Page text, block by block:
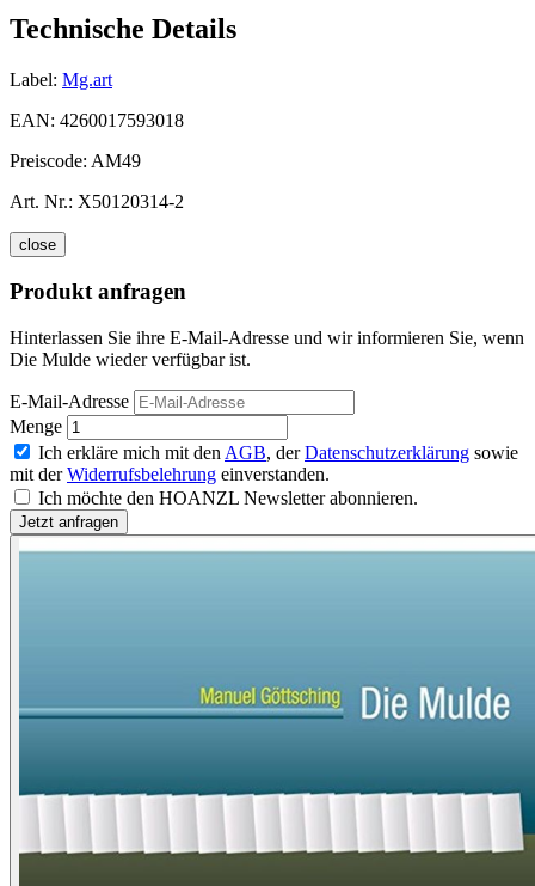
Technische Details
Label: Mg.art
EAN: 4260017593018
Preiscode: AM49
Art. Nr.: X50120314-2
close
Produkt anfragen
Hinterlassen Sie ihre E-Mail-Adresse und wir informieren Sie, wenn
Die Mulde wieder verfügbar ist.
E-Mail-Adresse
Menge
Ich erkläre mich mit den AGB, derDatenschutzerklärung sowie
mit derWiderrufsbelehrung einverstanden.
Ich möchte den HOANZL Newsletter abonnieren.